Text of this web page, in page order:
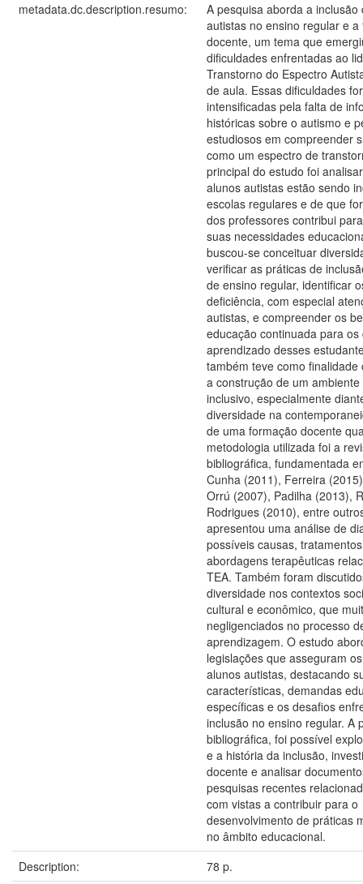
metadata.dc.description.resumo:
A pesquisa aborda a inclusão
autistas no ensino regular e a
docente, um tema que
dificuldades enfrentadas ao
Transtorno do Espectro
de aula. Essas dificuldades
intensificadas pela falta de
históricas sobre o autismo e
estudiosos em compreender
como um espectro de
principal do estudo foi
alunos autistas estão sendo
escolas regulares e de que
dos professores contribui
suas necessidades
buscou-se conceituar
verificar as práticas de
de ensino regular, identificar
deficiência, com especial
autistas, e compreender os
educação continuada para
aprendizado desses
também teve como finalidade
a construção de um
inclusivo, especialmente
diversidade na
de uma formação docente
metodologia utilizada foi a
bibliográfica, fundamentada
Cunha (2011), Ferreira
Orrú (2007), Padilha (2013),
Rodrigues (2010), entre
apresentou uma análise de
possíveis causas,
abordagens terapêuticas
TEA. Também foram
diversidade nos contextos
cultural e econômico, que
negligenciados no processo
aprendizagem. O estudo
legislações que asseguram
alunos autistas, destacando
características, demandas
específicas e os desafios
inclusão no ensino regular. A
bibliográfica, foi possível
e a história da inclusão,
docente e analisar
pesquisas recentes
com vistas a contribuir para o
desenvolvimento de práticas
no âmbito educacional.
Description:
78 p.